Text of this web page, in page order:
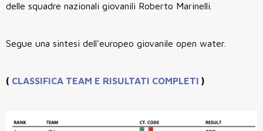
delle squadre nazionali giovanili Roberto Marinelli.
Segue una sintesi dell'europeo giovanile open water.
( CLASSIFICA TEAM E RISULTATI COMPLETI )